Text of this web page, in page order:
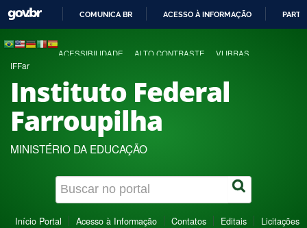
COMUNICA BR ACESSO À INFORMAÇÃO
ACESSIBILIDADE ALTO CONTRASTE VLIBRAS
IFFar
Instituto Federal
Farroupilha
MINISTÉRIO DA EDUCAÇÃO
Início Portal Acesso à Informação Contatos Editais Licitações